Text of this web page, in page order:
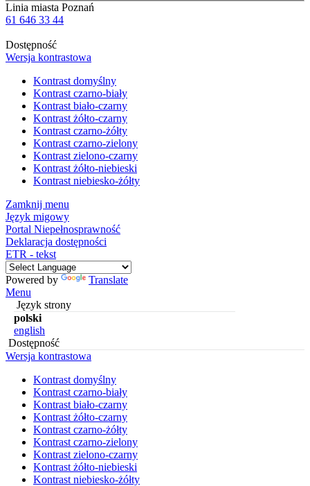
Linia miasta Poznań
61 646 33 44
Dostępność
Wersja kontrastowa
Kontrast domyślny
Kontrast czarno-biały
Kontrast biało-czarny
Kontrast żółto-czarny
Kontrast czarno-żółty
Kontrast czarno-zielony
Kontrast zielono-czarny
Kontrast żółto-niebieski
Kontrast niebiesko-żółty
Zamknij menu
Język migowy
Portal Niepełnosprawność
Deklaracja dostępności
ETR - tekst
Powered by
Translate
Menu
Język strony
polski
english
Dostępność
Wersja kontrastowa
Kontrast domyślny
Kontrast czarno-biały
Kontrast biało-czarny
Kontrast żółto-czarny
Kontrast czarno-żółty
Kontrast czarno-zielony
Kontrast zielono-czarny
Kontrast żółto-niebieski
Kontrast niebiesko-żółty